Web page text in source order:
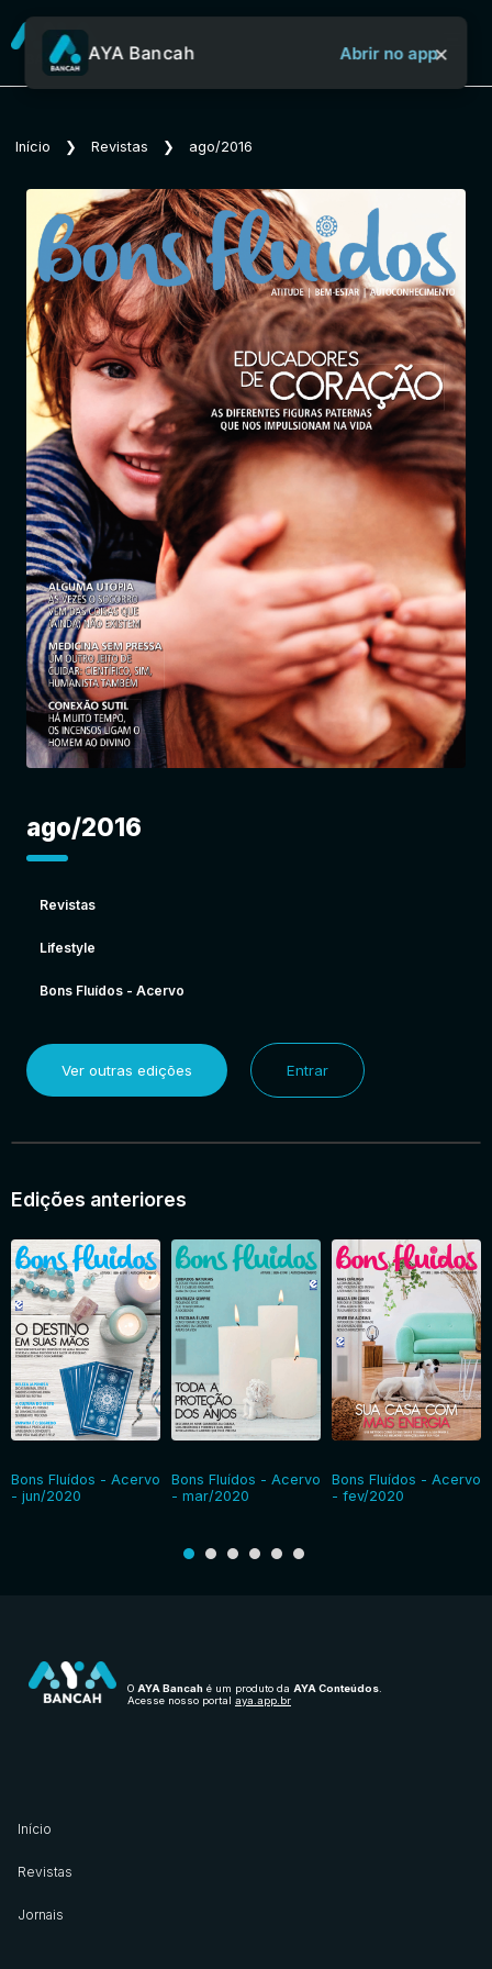
Sobre o Aya Bancah
Início
Revistas
Jornais
Notícias
Entrar
AYA Bancah Abrir no app×
Início ❯ Revistas ❯ ago/2016
ago/2016
Revistas
Lifestyle
Bons Fluídos - Acervo
Ver outras edições Entrar
Edições anteriores
Bons Fluídos - Acervo
- jun/2020
Bons Fluídos - Acervo
- mar/2020
Bons Fluídos - Acervo
- fev/2020
O AYA Bancah é um produto da AYA Conteúdos
Acesse nosso portal aya.app.br
Início
Revistas
Jornais